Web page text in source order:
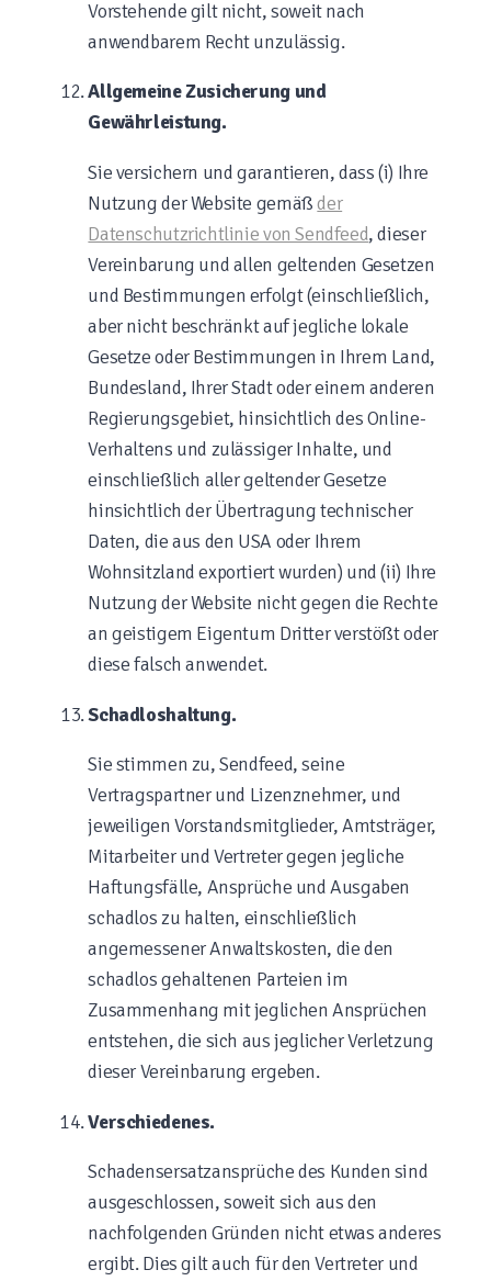
Vorstehende gilt nicht, soweit nach
anwendbarem Recht unzulässig.
Allgemeine Zusicherung und
Gewährleistung.
Sie versichern und garantieren, dass (i) Ihre
Nutzung der Website gemäßder
Datenschutzrichtlinie von Sendfeed, dieser
Vereinbarung und allen geltenden Gesetzen
und Bestimmungen erfolgt (einschließlich,
aber nicht beschränkt auf jegliche lokale
Gesetze oder Bestimmungen in Ihrem Land,
Bundesland, Ihrer Stadt oder einem anderen
Regierungsgebiet, hinsichtlich des Online-
Verhaltens und zulässiger Inhalte, und
einschließlich aller geltender Gesetze
hinsichtlich der Übertragung technischer
Daten, die aus den USA oder Ihrem
Wohnsitzland exportiert wurden) und (ii) Ihre
Nutzung der Website nicht gegen die Rechte
an geistigem Eigentum Dritter verstößt oder
diese falsch anwendet.
Schadloshaltung.
Sie stimmen zu, Sendfeed, seine
Vertragspartner und Lizenznehmer, und
jeweiligen Vorstandsmitglieder, Amtsträger,
Mitarbeiter und Vertreter gegen jegliche
Haftungsfälle, Ansprüche und Ausgaben
schadlos zu halten, einschließlich
angemessener Anwaltskosten, die den
schadlos gehaltenen Parteien im
Zusammenhang mit jeglichen Ansprüchen
entstehen, die sich aus jeglicher Verletzung
dieser Vereinbarung ergeben.
Verschiedenes.
Schadensersatzansprüche des Kunden sind
ausgeschlossen, soweit sich aus den
nachfolgenden Gründen nicht etwas anderes
ergibt. Dies gilt auch für den Vertreter und